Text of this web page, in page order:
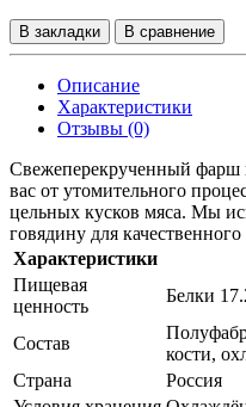
В закладки В сравнение
Описание
Характеристики
Отзывы (0)
Свежеперекрученный фарш
вас от утомительного
цельных кусков мяса. Мы
говядину для
Характеристики
Пищевая
ценность
Белки
Состав
кости,
Страна
Россия